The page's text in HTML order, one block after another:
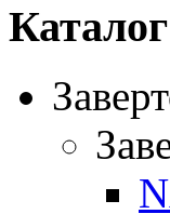
Каталог